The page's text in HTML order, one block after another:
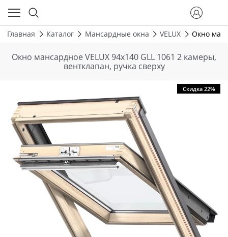
Главная Каталог Мансардные окна VELUX Окно
Окно мансардное VELUX 94х140 GLL 1061 2 камеры,
вентклапан, ручка сверху
Скидка 22%